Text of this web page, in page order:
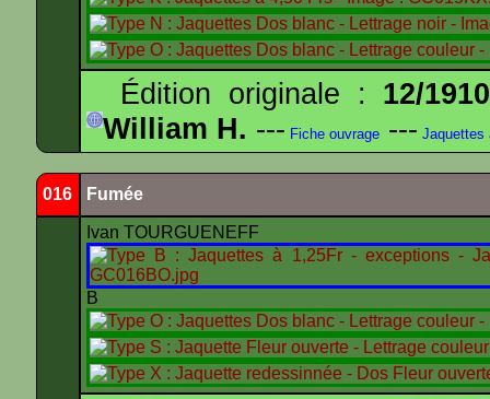
Édition originale : 12/1910
William H. --- Fiche ouvrage --- Jaquettes
016 Fumée
Ivan TOURGUENEFF
B